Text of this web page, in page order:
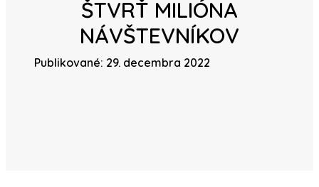
ŠTVRŤ MILIÓNA
NÁVŠTEVNÍKOV
Publikované: 29. decembra 2022